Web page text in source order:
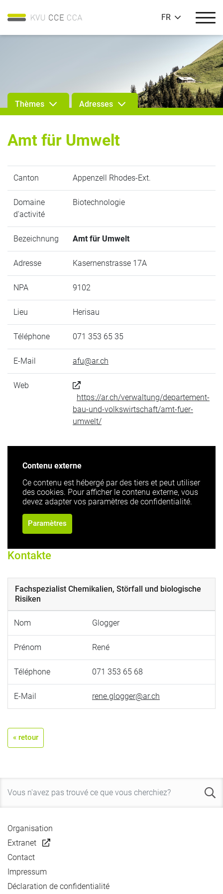
FR
Thèmes Adresses
Amt für Umwelt
Canton Appenzell Rhodes-Ext.
Domaine
d'activité
Biotechnologie
Bezeichnung Amt für Umwelt
Adresse Kasernenstrasse 17A
NPA 9102
Lieu Herisau
Téléphone 071 353 65 35
E-Mail afu@ar.ch
Web
https://ar.ch/verwaltung/departement-
bau-und-volkswirtschaft/amt-fuer-
umwelt/
Contenu externe
Ce contenu est hébergé par des tiers et peut utiliser
des cookies. Pour afficher le contenu externe, vous
devez adapter vos paramètres de confidentialité.
Paramètres
Kontakte
Fachspezialist Chemikalien, Störfall und biologische
Risiken
Nom Glogger
Prénom René
Téléphone 071 353 65 68
E-Mail rene.glogger@ar.ch
« retour
Organisation
Extranet
Contact
Impressum
Déclaration de confidentialité